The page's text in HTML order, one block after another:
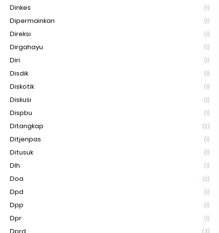
Dinkes (1)
Dipermainkan (1)
Direksi (1)
Dirgahayu (1)
Diri (1)
Disdik (1)
Diskotik (1)
Diskusi (1)
Dispbu (1)
Ditangkap (2)
Ditjenpas (1)
Ditusuk (1)
Dlh (1)
Doa (2)
Dpd (1)
Dpp (1)
Dpr (1)